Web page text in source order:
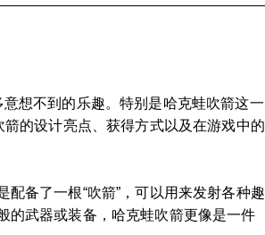
想不到的乐趣。特别是哈克蛙吹箭这一
的设计亮点、获得方式以及在游戏中的
备了一根“吹箭”，可以用来发射各种趣
的武器或装备，哈克蛙吹箭更像是一件